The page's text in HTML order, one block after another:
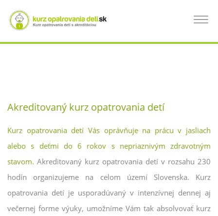
hlavný
obsah
Toggle
KURZ OPATROVANIA DETÍ HOLÍČ, KURZ
PRE OPATROVATEĽKÝ DETÍ
Akreditovaný kurz opatrovania detí
Kurz opatrovania detí Vás oprávňuje na prácu v jasliach
alebo s deťmi do 6 rokov s nepriaznivým zdravotným
stavom. Akreditovaný kurz opatrovania detí v rozsahu 230
hodín organizujeme na celom území Slovenska. Kurz
opatrovania detí je usporadúvaný v intenzívnej dennej aj
večernej forme výuky, umožníme Vám tak absolvovať kurz